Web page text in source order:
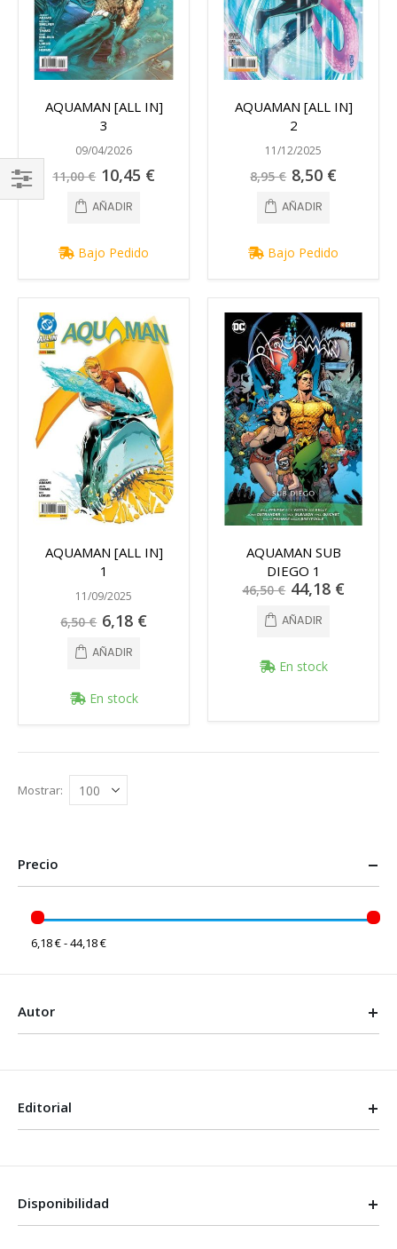
AQUAMAN [ALL IN]
3
09/04/2026
11,00 € Precio
especial
10,45 €
AÑADIR
Bajo Pedido
AQUAMAN [ALL IN]
2
11/12/2025
8,95 € Precio
especial
8,50 €
AÑADIR
Bajo Pedido
AQUAMAN [ALL IN]
1
11/09/2025
6,50 € Precio
especial
6,18 €
AÑADIR
En stock
AQUAMAN SUB
DIEGO 1
46,50 € Precio
especial
44,18 €
AÑADIR
En stock
Mostrar
FILTRAR
Precio
6,18 € - 44,18 €
Autor
Editorial
Disponibilidad